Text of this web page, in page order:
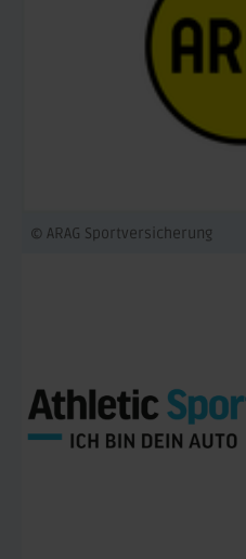
© ARAG Sportversicherung